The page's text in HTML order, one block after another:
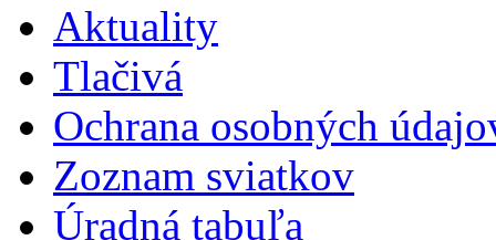
Aktuality
Tlačivá
Ochrana osobných
Zoznam sviatkov
Úradná tabuľa